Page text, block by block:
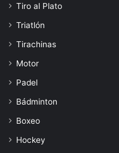
Tiro al Plato
Triatlón
Tirachinas
Motor
Padel
Bádminton
Boxeo
Hockey